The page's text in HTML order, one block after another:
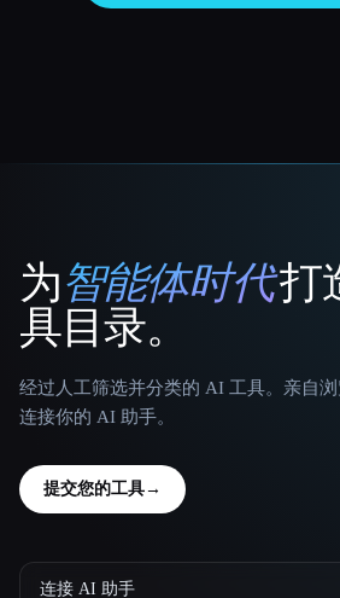
That AI Collection
为智能体时代打
具目录。
经过人工筛选并分类的 AI 工具。亲自
连接你的 AI 助手。
提交您的工具→
连接 AI 助手